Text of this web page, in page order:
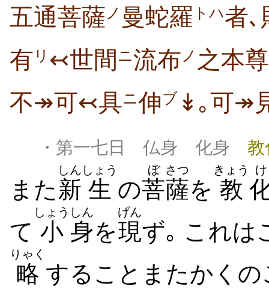
五通菩薩 ノ 曼蛇羅 トハ者､
有 リ ↢世間 ニ流布 ノ 之本
不↠可↢具ニ伸ブ ↡｡可↠
・第一七日 仏身 化身 教
また 新
しん
生
しょう
の菩
ぼ
薩
さつ
を 教
きょう け
て 小
しょう
身
しん
を現
げん
ず｡ これは
略
りゃく
することまたかくの